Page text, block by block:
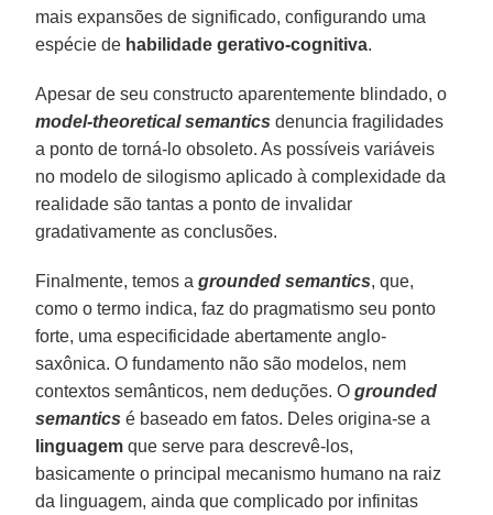
mais expansões de significado, configurando uma
espécie de habilidade gerativo-cognitiva.
Apesar de seu constructo aparentemente blindado, o
model-theoretical semantics denuncia fragilidades
a ponto de torná-lo obsoleto. As possíveis variáveis
no modelo de silogismo aplicado à complexidade da
realidade são tantas a ponto de invalidar
gradativamente as conclusões.
Finalmente, temos agrounded semantics, que,
como o termo indica, faz do pragmatismo seu ponto
forte, uma especificidade abertamente anglo-
saxônica. O fundamento não são modelos, nem
contextos semânticos, nem deduções. Ogrounded
semantics é baseado em fatos. Deles origina-se a
linguagem que serve para descrevê-los,
basicamente o principal mecanismo humano na raiz
da linguagem, ainda que complicado por infinitas